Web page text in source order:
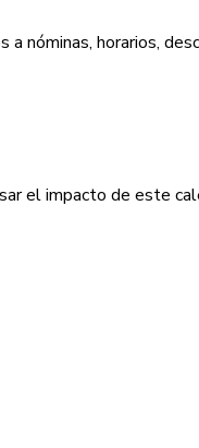
nóminas, horarios,
el impacto de este